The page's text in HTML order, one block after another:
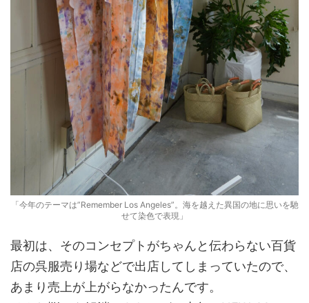
「今年のテーマは”Remember Los Angeles”。海を越えた異国の地に思いを馳
せて染色で表現」
最初は、そのコンセプトがちゃんと伝わらない百貨
店の呉服売り場などで出店してしまっていたので、
あまり売上が上がらなかったんです。